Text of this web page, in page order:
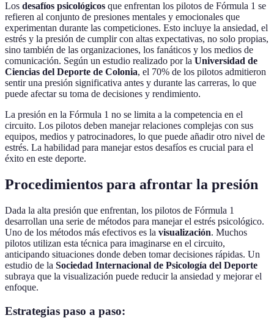
Los desafíos psicológicos que enfrentan los pilotos de Fórmula 1 se
refieren al conjunto de presiones mentales y emocionales que
experimentan durante las competiciones. Esto incluye la ansiedad, el
estrés y la presión de cumplir con altas expectativas, no solo propias,
sino también de las organizaciones, los fanáticos y los medios de
comunicación. Según un estudio realizado por la Universidad de
Ciencias del Deporte de Colonia, el 70% de los pilotos admitieron
sentir una presión significativa antes y durante las carreras, lo que
puede afectar su toma de decisiones y rendimiento.
La presión en la Fórmula 1 no se limita a la competencia en el
circuito. Los pilotos deben manejar relaciones complejas con sus
equipos, medios y patrocinadores, lo que puede añadir otro nivel de
estrés. La habilidad para manejar estos desafíos es crucial para el
éxito en este deporte.
Procedimientos para afrontar la presión
Dada la alta presión que enfrentan, los pilotos de Fórmula 1
desarrollan una serie de métodos para manejar el estrés psicológico.
Uno de los métodos más efectivos es la visualización. Muchos
pilotos utilizan esta técnica para imaginarse en el circuito,
anticipando situaciones donde deben tomar decisiones rápidas. Un
estudio de la Sociedad Internacional de Psicología del Deporte
subraya que la visualización puede reducir la ansiedad y mejorar el
enfoque.
Estrategias paso a paso: